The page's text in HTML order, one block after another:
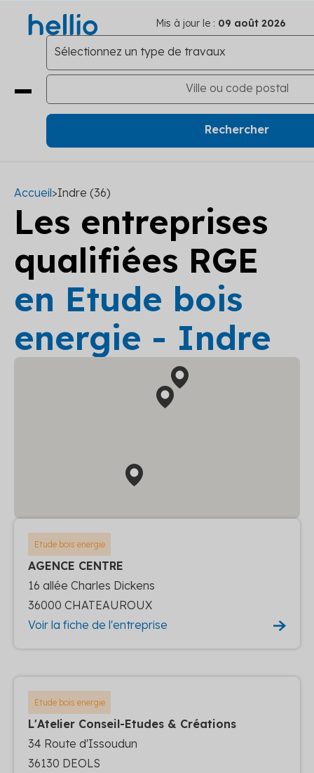
Mis à jour le : 09 août 2026
Accueil>Indre (36)
Les entreprises
qualifiées RGE
en Etude bois
energie - Indre
Etude bois energie
AGENCE CENTRE
16 allée Charles Dickens
36000 CHATEAUROUX
Voir la fiche de l'entreprise
Etude bois energie
L'Atelier Conseil-Etudes & Créations
34 Route d'Issoudun
36130 DEOLS